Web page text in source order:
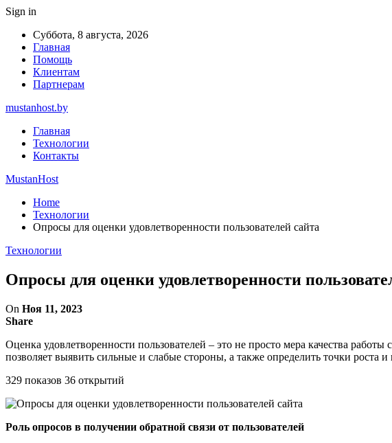
Sign in
Суббота, 8 августа, 2026
Главная
Помощь
Клиентам
Партнерам
mustanhost.by
Главная
Технологии
Контакты
MustanHost
Home
Технологии
Опросы для оценки удовлетворенности пользователей сайта
Технологии
Опросы для оценки удовлетворенности
On Ноя 11, 2023
Share
Оценка удовлетворенности пользователей – это не просто мера качества
позволяет выявить сильные и слабые стороны, а также определить точки роста
329 показов 36 открытий
Роль опросов в получении обратной связи от пользователей